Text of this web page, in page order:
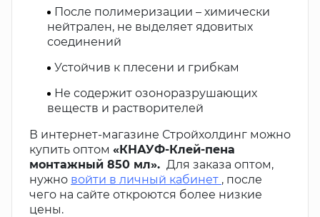
После полимеризации – химически
нейтрален, не выделяет ядовитых
соединений
Устойчив к плесени и грибкам
Не содержит озоноразрушающих
веществ и растворителей
В интернет-магазине Стройхолдинг можно
купить оптом «КНАУФ-Клей-пена
монтажный 850 мл». Для заказа оптом,
нужно войти в личный кабинет , после
чего на сайте откроются более низкие
цены.